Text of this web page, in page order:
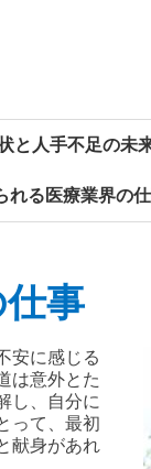
と人手不足の未
れる医療業界の
事
安に感じる
は意外とた
し、自分に
って、最初
献身があれ